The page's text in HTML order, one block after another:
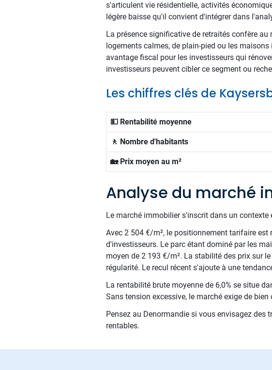
s'articulent vie résidentielle, activités
légère baisse qu'il convient d'intégrer dans
La présence significative de retraités confère
logements calmes, de plain-pied ou les
avantage fiscal pour les investisseurs qui
investisseurs peuvent cibler ce segment ou
Les chiffres clés de
💵 Rentabilité moyenne
🚶 Nombre d'habitants
🏡 Prix moyen au m²
Analyse du marché
Le marché immobilier s'inscrit dans un
Avec 2 504 €/m², le positionnement tarifaire
d'investisseurs. Le parc étant dominé par les
moyen de 2 193 €/m². La stabilité des prix sur
régularité. Le recul récent s'ajoute à une
La rentabilité brute moyenne de 6,0% se situe
Sans tension excessive, le marché exige de
Pensez au Denormandie si vous envisagez
rentables.